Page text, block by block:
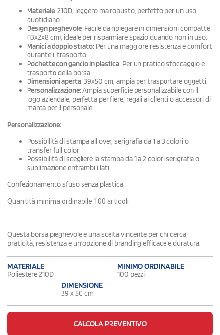
Materiale: 210D, leggero ma robusto, perfetto per un uso
quotidiano.
Design pieghevole: Facile da ripiegare in dimensioni compatte
(13x2x8 cm), ideale per risparmiare spazio quando non in uso.
Manici a doppio strato: Per una maggiore resistenza e comfort
durante il trasporto.
Pochette con gancio in plastica: Per un pratico stoccaggio e
trasporto della borsa.
Dimensioni aperta: 39x50 cm, ampia per trasportare oggetti.
Personalizzazione: Ampia superficie personalizzabile con il
logo aziendale, perfetta per fiere, regali ai clienti o accessori di
marca per il personale.
Personalizzazione:
Possibilità di stampa all over, serigrafia da 1 a 3 colori o
transfer full color
Possibilità di scegliere la stampa da 1 a 2 colori serigrafia o
sublimazione entrambi i lati
Confezionamento sfuso senza plastica
Quantità minima ordinabile 100 articoli
Questa borsa pieghevole è una scelta vincente per chi cerca
praticità, resistenza e un'opzione di branding efficace e duratura.
MATERIALE
Poliestere 210D
MINIMO ORDINABILE
100 pezzi
DIMENSIONE
39 x 50 cm
CALCOLA PREVENTIVO